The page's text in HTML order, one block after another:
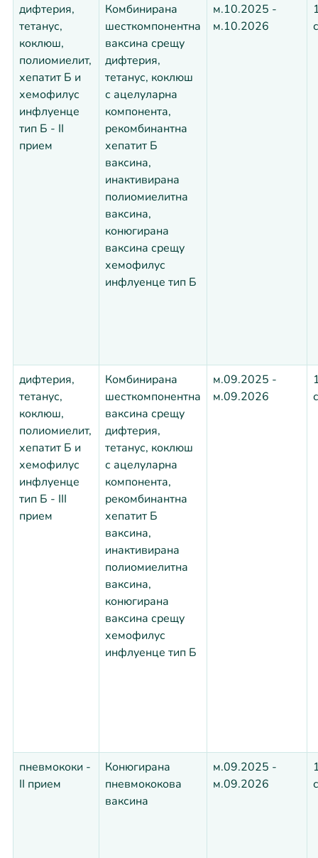
дифтерия,
тетанус,
коклюш,
полиомиелит,
хепатит Б и
хемофилус
инфлуенце
тип Б - II
прием
Комбинирана
шесткомпонентна
ваксина срещу
дифтерия,
тетанус, коклюш
с ацелуларна
компонента,
рекомбинантна
хепатит Б
ваксина,
инактивирана
полиомиелитна
ваксина,
конюгирана
ваксина срещу
хемофилус
инфлуенце тип Б
м.10.2025 -
м.10.2026
дифтерия,
тетанус,
коклюш,
полиомиелит,
хепатит Б и
хемофилус
инфлуенце
тип Б - III
прием
Комбинирана
шесткомпонентна
ваксина срещу
дифтерия,
тетанус, коклюш
с ацелуларна
компонента,
рекомбинантна
хепатит Б
ваксина,
инактивирана
полиомиелитна
ваксина,
конюгирана
ваксина срещу
хемофилус
инфлуенце тип Б
м.09.2025 -
м.09.2026
пневмококи -
II прием
Конюгирана
пневмококова
ваксина
м.09.2025 -
м.09.2026